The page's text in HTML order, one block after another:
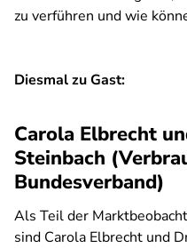
zu verführen und wie
Diesmal zu Gast:
Carola Elbrecht
Steinbach
Bundesverband)
Als Teil der
sind Carola Elbrecht und